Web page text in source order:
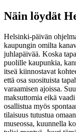
Näin löydät
Helsinki-päivän
kaupungin omilta
juhlapäivää. Koska
puolille kaupunkia,
itseä kiinnostavat
että osa suosituista
varaamisen ajoissa.
maksuttomia eikä
osallistua myös
tilaisuus tutustua
museossa, kuunnella